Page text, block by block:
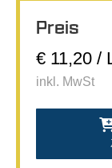
Preis
€ 11,20 /
inkl. MwSt